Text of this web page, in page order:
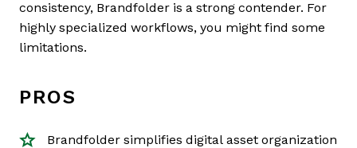
consistency, Brandfolder is a strong contender. For
highly specialized workflows, you might find some
limitations.
PROS
Brandfolder simplifies digital asset organization